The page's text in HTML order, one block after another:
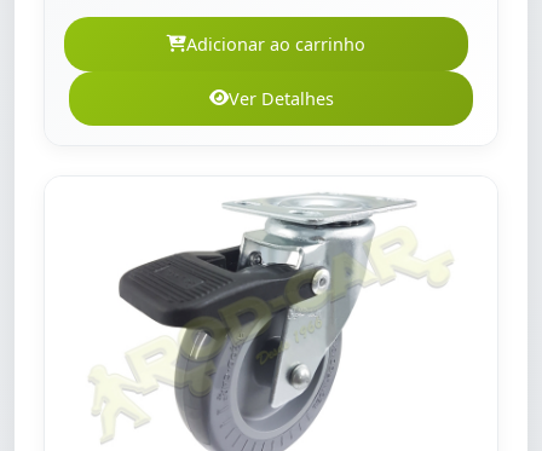
Adicionar ao carrinho
Ver Detalhes